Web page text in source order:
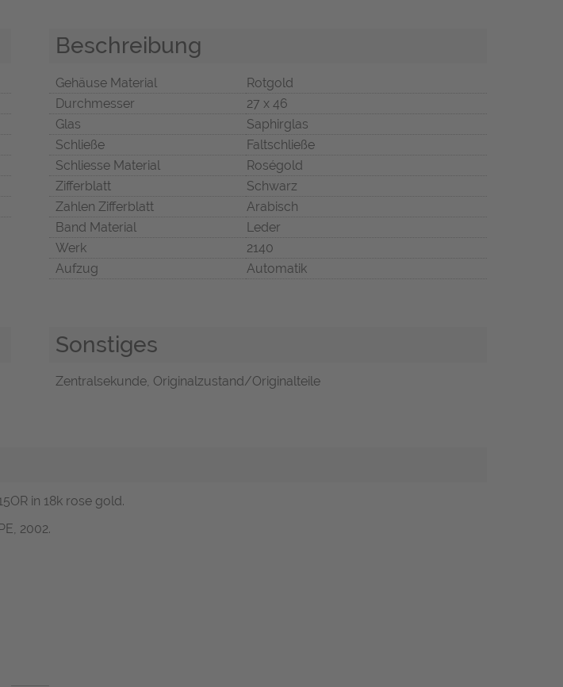
Beschreibung
Gehäuse Material
Rotgold
Durchmesser
27 x 46
Glas
Saphirglas
Schließe
Faltschließe
Schliesse Material
Roségold
Zifferblatt
Schwarz
Zahlen Zifferblatt
Arabisch
Band Material
Leder
Werk
2140
Aufzug
Automatik
Sonstiges
Zentralsekunde, Originalzustand/Originalteile
in 18k rose gold.
2002.